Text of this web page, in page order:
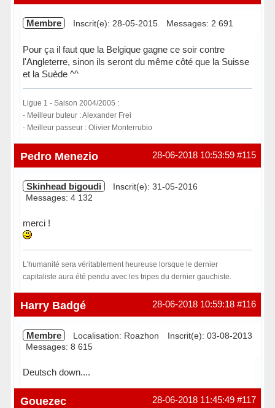
Membre Inscrit(e): 28-05-2015 Messages: 2 691
Pour ça il faut que la Belgique gagne ce soir contre
l'Angleterre, sinon ils seront du même côté que la Suisse
et la Suède ^^
Ligue 1 - Saison 2004/2005 :
- Meilleur buteur : Alexander Frei
- Meilleur passeur : Olivier Monterrubio
Hors ligne #115
28-06-2018 10:53:59
Pedro Menezio
Skinhead bigoudi
Inscrit(e): 31-05-2016
Messages: 4 132
merci !
L'humanité sera véritablement heureuse lorsque le dernier
capitaliste aura été pendu avec les tripes du dernier gauchiste.
Hors ligne #116
28-06-2018 10:59:18
Harry Badgé
Membre Localisation: Roazhon
Inscrit(e): 03-08-2013
Messages: 8 615
Deutsch down....
Hors ligne #117
28-06-2018 11:45:49
Gouezec